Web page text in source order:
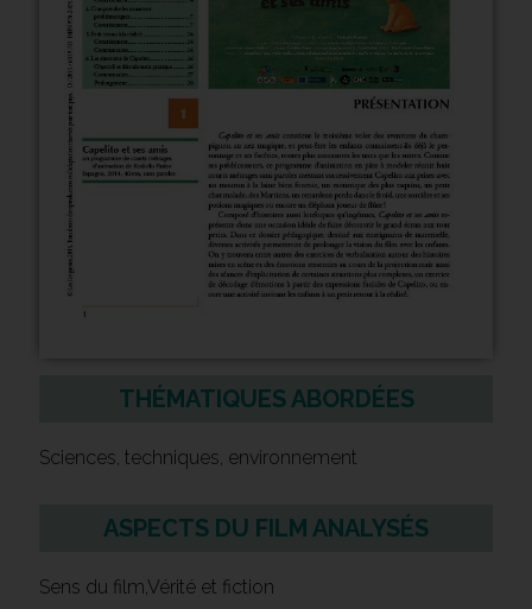
THÉMATIQUES ABORDÉES
Sciences, techniques, environnement
ASPECTS DU FILM ANALYSÉS
Sens du film,Vérité et fiction